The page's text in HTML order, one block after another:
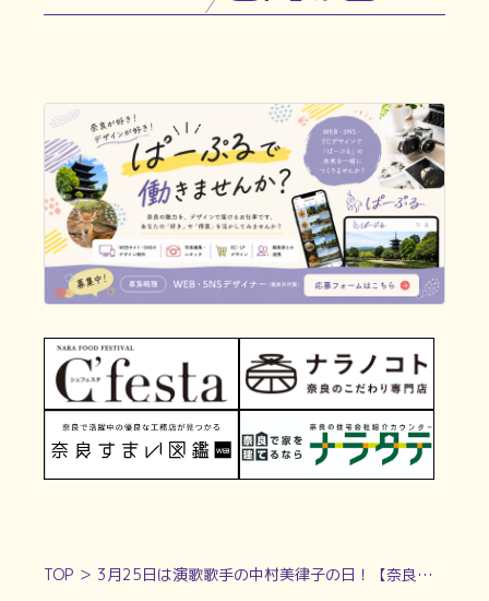
TOP ＞ 3月25日は演歌歌手の中村美律子の日！【奈良県的今日は何の日】